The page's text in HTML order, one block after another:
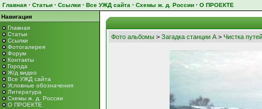
Главная · Статьи · Ссылки · Все УЖД сайта · Схемы ж. д. России · О ПРОЕКТЕ
Навигация
Главная
Статьи
Ссылки
Фотогалерея
Форум
Контакты
Города
Ж/д видео
Все УЖД сайта
Условные обозначения
Литература
Схемы ж. д. России
О ПРОЕКТЕ
Фото альбомы > Загадка станции А > Чистка